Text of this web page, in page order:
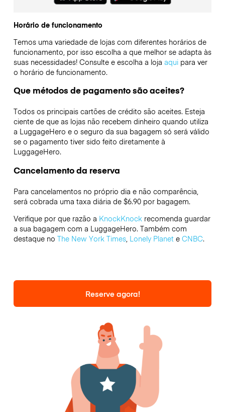
Horário de funcionamento
Temos uma variedade de lojas com diferentes horários de
funcionamento, por isso escolha a que melhor se adapta às
suas necessidades! Consulte e escolha a loja aquipara ver
o horário de funcionamento.
Que métodos de pagamento são aceites?
Todos os principais cartões de crédito são aceites. Esteja
ciente de que as lojas não recebem dinheiro quando utiliza
a LuggageHero e o seguro da sua bagagem só será válido
se o pagamento tiver sido feito diretamente à
LuggageHero.
Cancelamento da reserva
Para cancelamentos no próprio dia e não comparência,
será cobrada uma taxa diária de $6.90 por bagagem.
Verifique por que razão a KnockKnockrecomenda guardar
a sua bagagem com a LuggageHero. Também com
destaque no The New York Times, Lonely Planete CNBC.
Reserve agora!